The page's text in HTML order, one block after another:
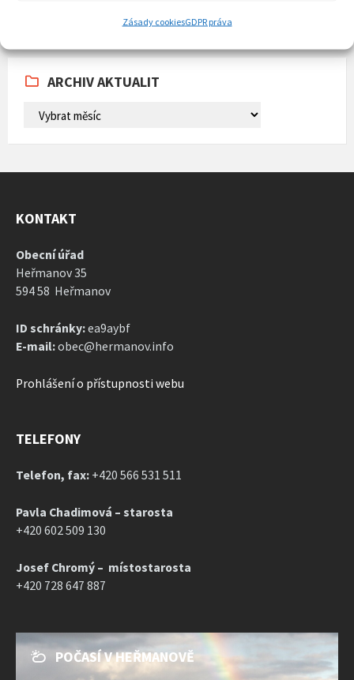
Zásady cookiesGDPR práva
calendar
ARCHIV AKTUALIT
ARCHIV
AKTUALIT
KONTAKT
Obecní úřad
Heřmanov 35
594 58 Heřmanov
ID schránky:ea9aybf
E-mail:obec@hermanov.info
Prohlášení o přístupnosti webu
TELEFONY
Telefon, fax: +420 566 531 511
Pavla Chadimová – starosta
+420 602 509 130
Josef Chromý – místostarosta
+420 728 647 887
POČASÍ V HEŘMANOVĚ